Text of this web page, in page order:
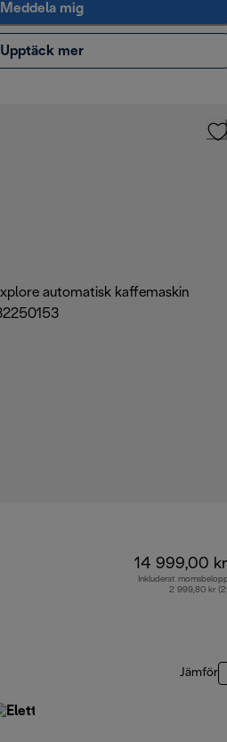
Meddela mig
Upptäck mer
14 999,00 kr
Inkluderat
2 999,80 kr
Jämför